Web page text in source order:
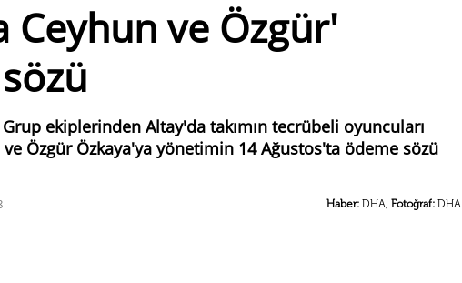
Ceyhun ve Özgür'
ekiplerinden Altay'da takımın tecrübeli oyuncuları
Özgür Özkaya'ya yönetimin 14 Ağustos'ta ödeme sözü
Haber: DHA, Fotoğraf: DHA